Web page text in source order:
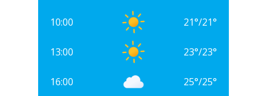
10:00 21°/21°
13:00 23°/23°
16:00 25°/25°